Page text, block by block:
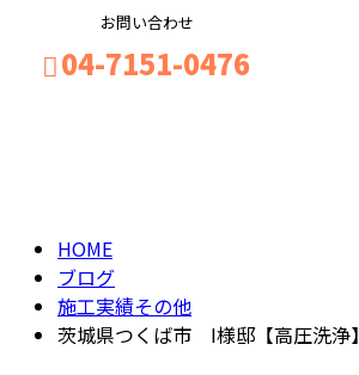
お問い合わせ
04-7151-0476
HOME
ブログ
施工実績その他
茨城県つくば市 I様邸【高圧洗浄】